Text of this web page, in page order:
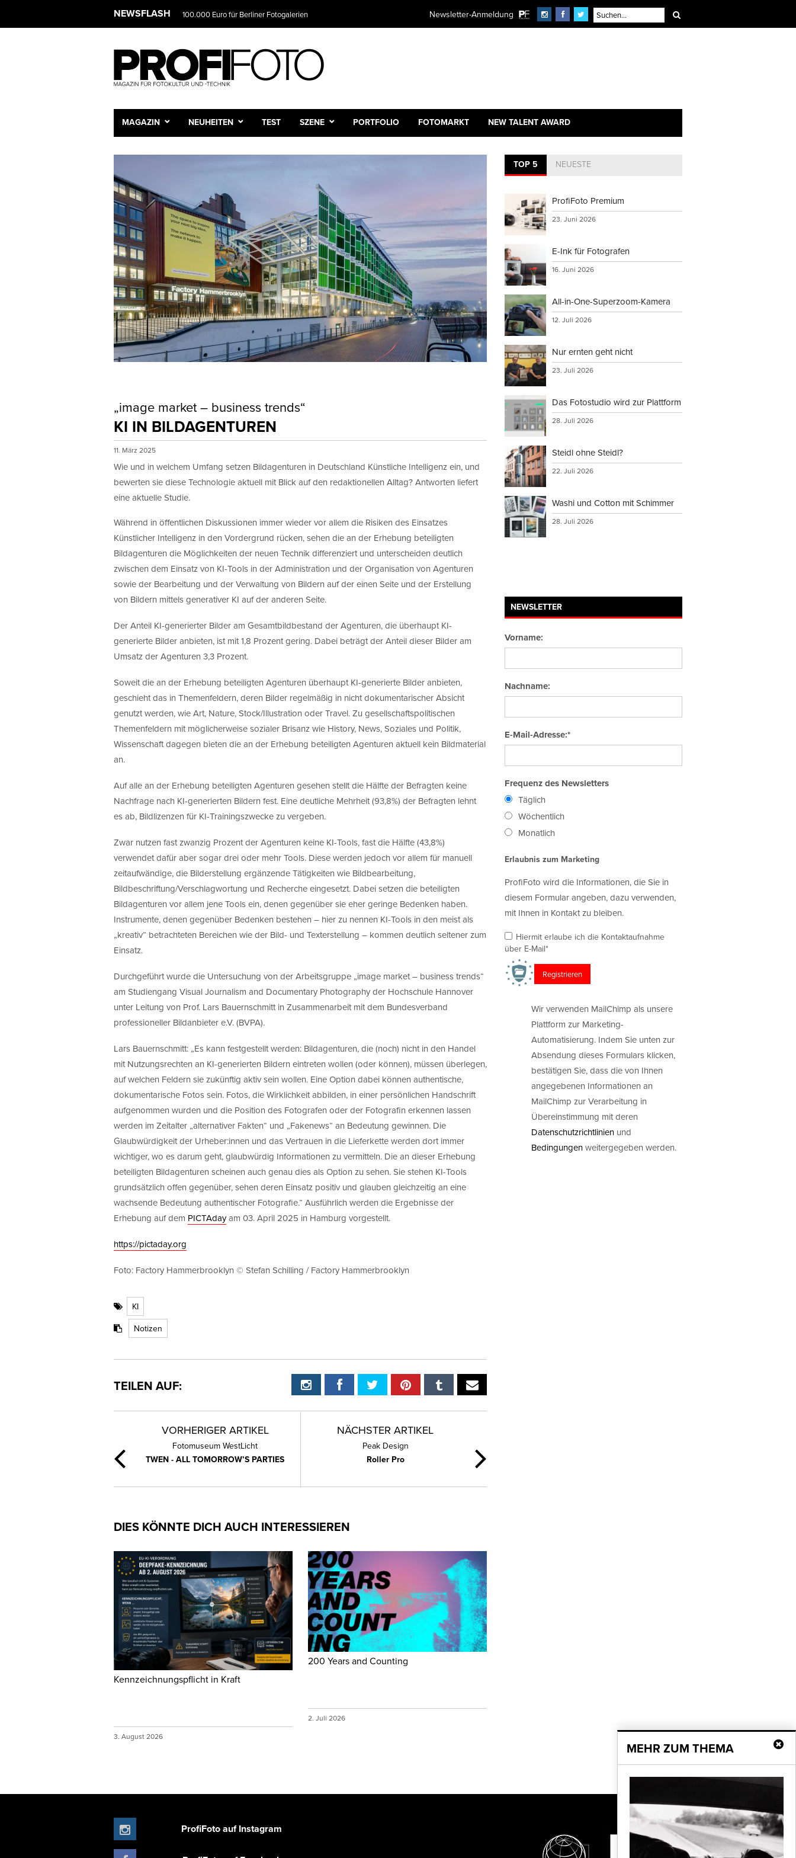
NEWSFLASH 100.000 Euro für Berliner Fotogalerien Newsletter-Anmeldung
MAGAZIN NEUHEITEN TEST SZENE PORTFOLIO FOTOMARKT NEW TALENT AWARD
„image market – business trends“
KI IN BILDAGENTUREN
11. März 2025
Wie und in welchem Umfang setzen Bildagenturen in Deutschland Künstliche Intelligenz ein, und
bewerten sie diese Technologie aktuell mit Blick auf den redaktionellen Alltag? Antworten liefert
eine aktuelle Studie.
Während in öffentlichen Diskussionen immer wieder vor allem die Risiken des Einsatzes
Künstlicher Intelligenz in den Vordergrund rücken, sehen die an der Erhebung beteiligten
Bildagenturen die Möglichkeiten der neuen Technik differenziert und unterscheiden deutlich
zwischen dem Einsatz von KI-Tools in der Administration und der Organisation von Agenturen
sowie der Bearbeitung und der Verwaltung von Bildern auf der einen Seite und der Erstellung
von Bildern mittels generativer KI auf der anderen Seite.
Der Anteil KI-generierter Bilder am Gesamtbildbestand der Agenturen, die überhaupt KI-
generierte Bilder anbieten, ist mit 1,8 Prozent gering. Dabei beträgt der Anteil dieser Bilder am
Umsatz der Agenturen 3,3 Prozent.
Soweit die an der Erhebung beteiligten Agenturen überhaupt KI-generierte Bilder anbieten,
geschieht das in Themenfeldern, deren Bilder regelmäßig in nicht dokumentarischer Absicht
genutzt werden, wie Art, Nature, Stock/Illustration oder Travel. Zu gesellschaftspolitischen
Themenfeldern mit möglicherweise sozialer Brisanz wie History, News, Soziales und Politik,
Wissenschaft dagegen bieten die an der Erhebung beteiligten Agenturen aktuell kein Bildmaterial
an.
Auf alle an der Erhebung beteiligten Agenturen gesehen stellt die Hälfte der Befragten keine
Nachfrage nach KI-generierten Bildern fest. Eine deutliche Mehrheit (93,8%) der Befragten lehnt
es ab, Bildlizenzen für KI-Trainingszwecke zu vergeben.
Zwar nutzen fast zwanzig Prozent der Agenturen keine KI-Tools, fast die Hälfte (43,8%)
verwendet dafür aber sogar drei oder mehr Tools. Diese werden jedoch vor allem für manuell
zeitaufwändige, die Bilderstellung ergänzende Tätigkeiten wie Bildbearbeitung,
Bildbeschriftung/Verschlagwortung und Recherche eingesetzt. Dabei setzen die beteiligten
Bildagenturen vor allem jene Tools ein, denen gegenüber sie eher geringe Bedenken haben.
Instrumente, denen gegenüber Bedenken bestehen – hier zu nennen KI-Tools in den meist als
„kreativ“ betrachteten Bereichen wie der Bild- und Texterstellung – kommen deutlich seltener zum
Einsatz.
Durchgeführt wurde die Untersuchung von der Arbeitsgruppe „image market – business trends“
am Studiengang Visual Journalism and Documentary Photography der Hochschule Hannover
unter Leitung von Prof. Lars Bauernschmitt in Zusammenarbeit mit dem Bundesverband
professioneller Bildanbieter e.V. (BVPA).
Lars Bauernschmitt: „Es kann festgestellt werden: Bildagenturen, die (noch) nicht in den Handel
mit Nutzungsrechten an KI-generierten Bildern eintreten wollen (oder können), müssen überlegen,
auf welchen Feldern sie zukünftig aktiv sein wollen. Eine Option dabei können authentische,
dokumentarische Fotos sein. Fotos, die Wirklichkeit abbilden, in einer persönlichen Handschrift
aufgenommen wurden und die Position des Fotografen oder der Fotografin erkennen lassen
werden im Zeitalter „alternativer Fakten“ und „Fakenews“ an Bedeutung gewinnen. Die
Glaubwürdigkeit der Urheber:innen und das Vertrauen in die Lieferkette werden dort immer
wichtiger, wo es darum geht, glaubwürdig Informationen zu vermitteln. Die an dieser Erhebung
beteiligten Bildagenturen scheinen auch genau dies als Option zu sehen. Sie stehen KI-Tools
grundsätzlich offen gegenüber, sehen deren Einsatz positiv und glauben gleichzeitig an eine
wachsende Bedeutung authentischer Fotografie.“ Ausführlich werden die Ergebnisse der
Erhebung auf dem PICTAdayam 03. April 2025 in Hamburg vorgestellt.
https://pictaday.org
Foto: Factory Hammerbrooklyn © Stefan Schilling / Factory Hammerbrooklyn
KI
Notizen
TEILEN AUF:
VORHERIGER ARTIKEL
Fotomuseum WestLicht
TWEN - ALL TOMORROW’S PARTIES
NÄCHSTER ARTIKEL
Peak Design
Roller Pro
DIES KÖNNTE DICH AUCH INTERESSIEREN
Kennzeichnungspflicht in Kraft
3. August 2026
200 Years and Counting
2. Juli 2026
TOP 5 NEUESTE
ProfiFoto Premium
23. Juni 2026
E-Ink für Fotografen
16. Juni 2026
All-in-One-Superzoom-Kamera
12. Juli 2026
Nur ernten geht nicht
23. Juli 2026
Das Fotostudio wird zur Plattform
28. Juli 2026
Steidl ohne Steidl?
22. Juli 2026
Washi und Cotton mit Schimmer
28. Juli 2026
NEWSLETTER
Vorname:
Nachname:
E-Mail-Adresse:*
Frequenz des Newsletters
Täglich
Wöchentlich
Monatlich
Erlaubnis zum Marketing
ProfiFoto wird die Informationen, die Sie in
diesem Formular angeben, dazu verwenden,
mit Ihnen in Kontakt zu bleiben.
Hiermit erlaube ich die Kontaktaufnahme
über E-Mail*
Wir verwenden MailChimp als unsere
Plattform zur Marketing-
Automatisierung. Indem Sie unten zur
Absendung dieses Formulars klicken,
bestätigen Sie, dass die von Ihnen
angegebenen Informationen an
MailChimp zur Verarbeitung in
Übereinstimmung mit deren
Datenschutzrichtlinien und
Bedingungenweitergegeben werden.
MEHR ZUM THEMA
ProfiFoto auf Instagram